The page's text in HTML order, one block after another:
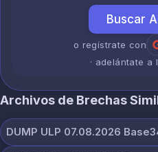
Buscar
o regístrate con
· adelántate a
Archivos de Brechas
DUMP ULP 07.08.2026